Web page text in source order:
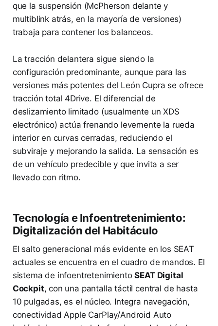
que la suspensión (McPherson delante y
multiblink atrás, en la mayoría de versiones)
trabaja para contener los balanceos.
La tracción delantera sigue siendo la
configuración predominante, aunque para las
versiones más potentes del León Cupra se ofrece
tracción total 4Drive. El diferencial de
deslizamiento limitado (usualmente un XDS
electrónico) actúa frenando levemente la rueda
interior en curvas cerradas, reduciendo el
subviraje y mejorando la salida. La sensación es
de un vehículo predecible y que invita a ser
llevado con ritmo.
Tecnología e Infoentretenimiento:
Digitalización del Habitáculo
El salto generacional más evidente en los SEAT
actuales se encuentra en el cuadro de mandos. El
sistema de infoentretenimientoSEAT Digital
Cockpit, con una pantalla táctil central de hasta
10 pulgadas, es el núcleo. Integra navegación,
conectividad Apple CarPlay/Android Auto